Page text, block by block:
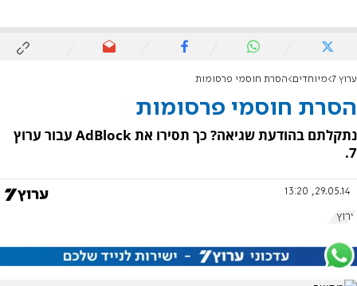
ערוץ 7 מיוחדים הסרת חוסמי פרסומות
הסרת חוסמי פרסומות
נתקלתם בהודעת שגיאה? כך תסירו את AdBlock עבור ערוץ
7.
29.05.14, 13:20
ערוץ 7